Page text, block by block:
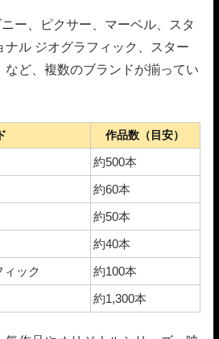
ー、ピクサー、マーベル、スタ
ナル ジオグラフィック、スター
など、複数のブランドが揃ってい
作品数（目安）
約500本
約60本
約50本
約40本
ック
約100本
約1,300本